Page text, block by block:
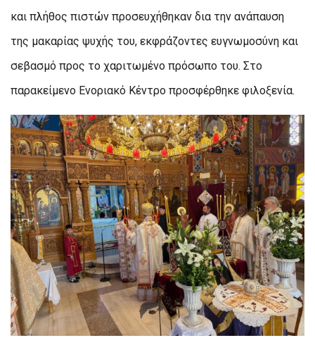
και πλήθος πιστών προσευχήθηκαν δια την ανάπαυση
της μακαρίας ψυχής του, εκφράζοντες ευγνωμοσύνη και
σεβασμό προς το χαριτωμένο πρόσωπο του. Στο
παρακείμενο Ενοριακό Κέντρο προσφέρθηκε φιλοξενία.